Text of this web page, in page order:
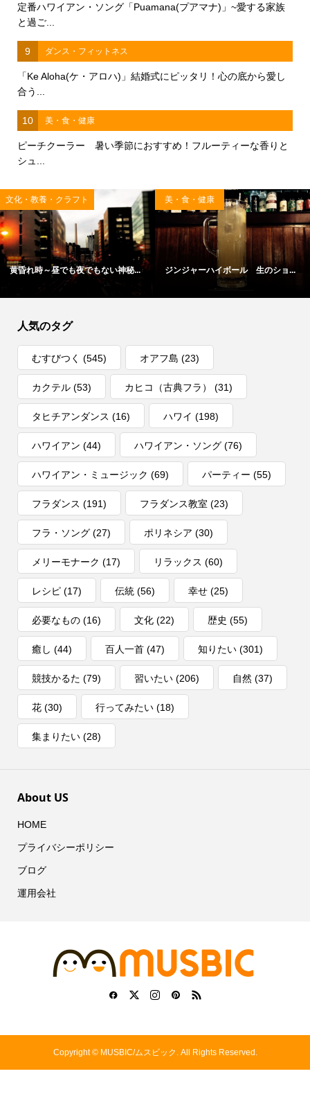
定番ハワイアン・ソング「Puamana(プアマナ)」~愛する家族
と過ご...
9 ダンス・フィットネス
「Ke Aloha(ケ・アロハ)」結婚式にピッタリ！心の底から愛し
合う...
10 美・食・健康
ピーチクーラー 暑い季節におすすめ！フルーティーな香りと
シュ...
文化・教養・クラフト
黄昏れ時～昼でも夜でもない神秘...
美・食・健康
ジンジャーハイボール 生のショ...
人気のタグ
むすびつく (545) オアフ島 (23)
カクテル(53) カヒコ（古典フラ） (31)
タヒチアンダンス (16) ハワイ (198)
ハワイアン (44) ハワイアン・ソング(76)
ハワイアン・ミュージック (69) パーティー (55)
フラダンス (191) フラダンス教室 (23)
フラ・ソング(27) ポリネシア (30)
メリーモナーク (17) リラックス (60)
レシピ(17) 伝統(56) 幸せ(25)
必要なもの(16) 文化(22) 歴史 (55)
癒し (44) 百人一首(47) 知りたい(301)
競技かるた (79) 習いたい(206) 自然 (37)
花(30) 行ってみたい(18)
集まりたい(28)
About US
HOME
プライバシーポリシー
ブログ
運用会社
Copyright ©MUSBIC/ムスビック. All Rights Reserved.